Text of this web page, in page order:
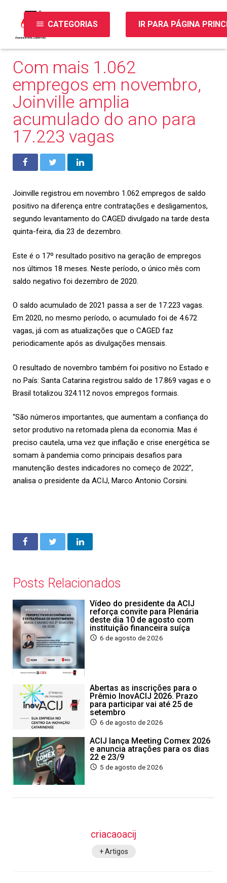
menu CATEGORIAS IR PARA PÁGINA
Com mais 1.062
empregos em novembro,
Joinville amplia
acumulado do ano para
17.223 vagas
Joinville registrou em novembro 1.062 empregos de saldo
positivo na diferença entre contratações e desligamentos,
segundo levantamento do CAGED divulgado na tarde desta
quinta-feira, dia 23 de dezembro.
Este é o 17º resultado positivo na geração de empregos
nos últimos 18 meses. Neste período, o único mês com
saldo negativo foi dezembro de 2020.
O saldo acumulado de 2021 passa a ser de 17.223 vagas.
Em 2020, no mesmo período, o acumulado foi de 4.672
vagas, já com as atualizações que o CAGED faz
periodicamente após as divulgações mensais.
O resultado de novembro também foi positivo no Estado e
no País: Santa Catarina registrou saldo de 17.869 vagas e o
Brasil totalizou 324.112 novos empregos formais.
“São números importantes, que aumentam a confiança do
setor produtivo na retomada plena da economia. Mas é
preciso cautela, uma vez que inflação e crise energética se
somam à pandemia como principais desafios para
manutenção destes indicadores no começo de 2022”,
analisa o presidente da ACIJ, Marco Antonio Corsini.
Posts Relacionados
Vídeo do presidente da ACIJ
reforça convite para Plenária
deste dia 10 de agosto com
instituição financeira suíça
6 de agosto de 2026
Abertas as inscrições para o
Prêmio InovACIJ 2026. Prazo
para participar vai até 25 de
setembro
6 de agosto de 2026
ACIJ lança Meeting Comex 2026
e anuncia atrações para os dias
22 e 23/9
5 de agosto de 2026
criacaoacij
+ Artigos